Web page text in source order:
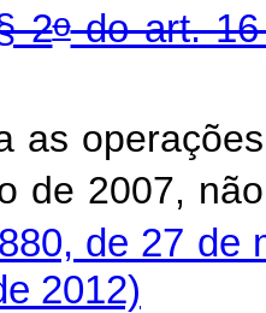
2odo art.
as
de 2007,
de 27 de
2012)